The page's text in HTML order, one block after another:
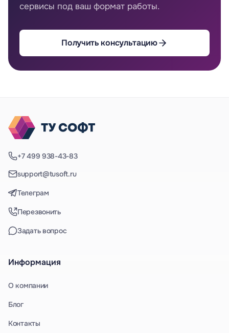
сервисы под ваш формат работы.
Получить консультацию
+7 499 938-43-83
support@tusoft.ru
Телеграм
Перезвонить
Задать вопрос
Информация
О компании
Блог
Контакты